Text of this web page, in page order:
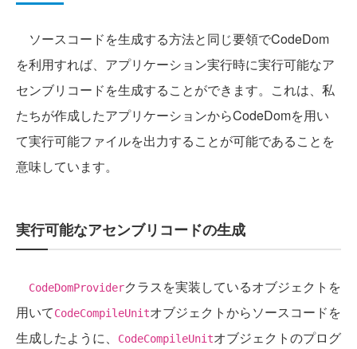
ソースコードを生成する方法と同じ要領でCodeDom
を利用すれば、アプリケーション実行時に実行可能なア
センブリコードを生成することができます。これは、私
たちが作成したアプリケーションからCodeDomを用い
て実行可能ファイルを出力することが可能であることを
意味しています。
実行可能なアセンブリコードの生成
CodeDomProviderクラスを実装しているオブジェクトを
用いてCodeCompileUnitオブジェクトからソースコードを
生成したように、
CodeCompileUnitオブジェクトのプログ